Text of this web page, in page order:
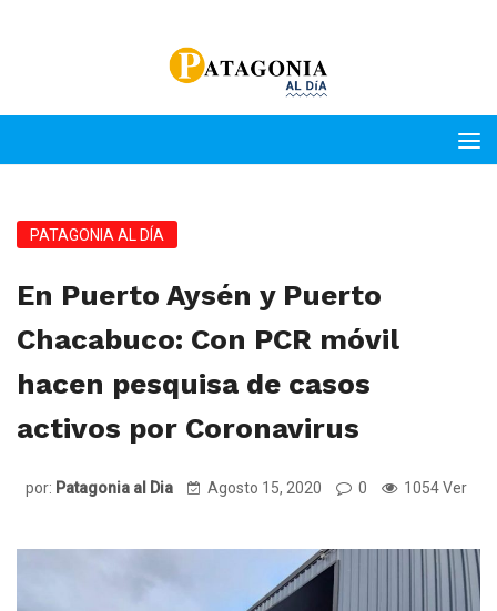
PATAGONIA AL DÍA
En Puerto Aysén y Puerto
Chacabuco: Con PCR móvil
hacen pesquisa de casos
activos por Coronavirus
por: Patagonia al Dia Agosto 15, 2020 0 1054 Ver